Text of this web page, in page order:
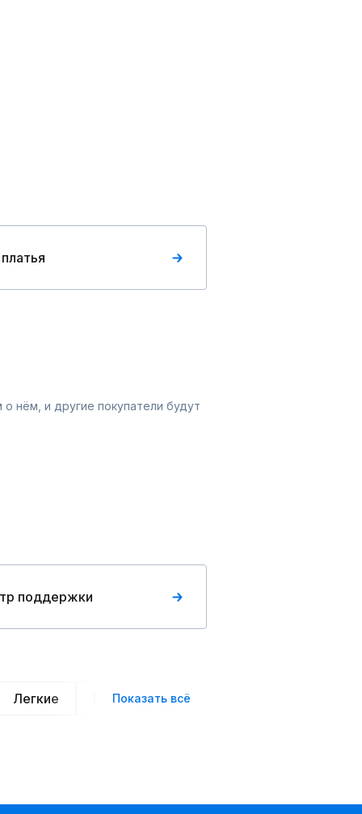
нём, и другие покупатели будут
поддержки
Легкие Нарядные
Показать всё